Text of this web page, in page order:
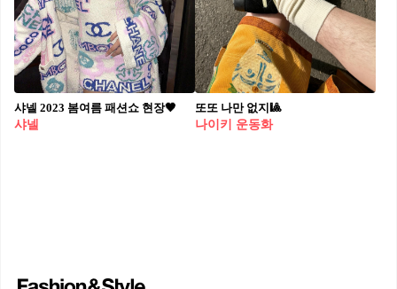
샤넬 2023 봄여름 패션쇼 현장🖤
샤넬
또또 나만 없지🎱
나이키 운동화